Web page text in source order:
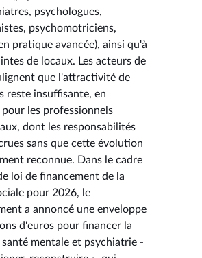
psychologues,
psychomotriciens,
pratique avancée), ainsi qu'à
de locaux. Les acteurs de
que l'attractivité de
reste insuffisante, en
les professionnels
dont les responsabilités
sans que cette évolution
reconnue. Dans le cadre
loi de financement de la
pour 2026, le
a annoncé une enveloppe
d'euros pour financer la
santé mentale et psychiatrie -